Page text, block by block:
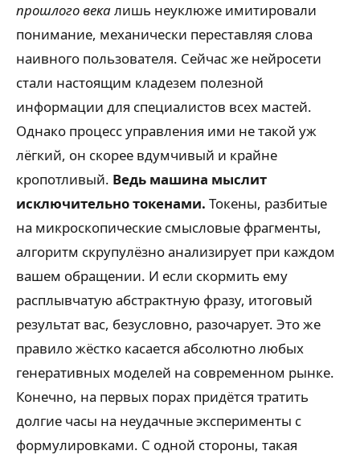
прошлого векалишь неуклюже имитировали
понимание, механически переставляя слова
наивного пользователя. Сейчас же нейросети
стали настоящим кладезем полезной
информации для специалистов всех мастей.
Однако процесс управления ими не такой уж
лёгкий, он скорее вдумчивый и крайне
кропотливый. Ведь машина мыслит
исключительно токенами. Токены, разбитые
на микроскопические смысловые фрагменты,
алгоритм скрупулёзно анализирует при каждом
вашем обращении. И если скормить ему
расплывчатую абстрактную фразу, итоговый
результат вас, безусловно, разочарует. Это же
правило жёстко касается абсолютно любых
генеративных моделей на современном рынке.
Конечно, на первых порах придётся тратить
долгие часы на неудачные эксперименты с
формулировками. С одной стороны, такая